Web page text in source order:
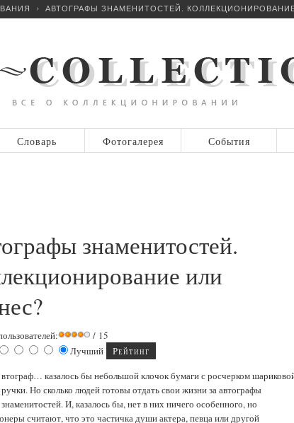
АВТОГРАФЫ ЗНАМЕНИТОСТЕЙ.
Словарь Фотогалерея События
знаменитостей.
или
/ 15
Лучший
втограф… казалось бы небольшой клочок бумаги с росчерком
ручки. Но сколько людей готовы отдать свои жизни за автографы
знаменитостей. И, казалось бы, нет в них ничего особенного, но
считают, что это частичка души актера, певца или другой